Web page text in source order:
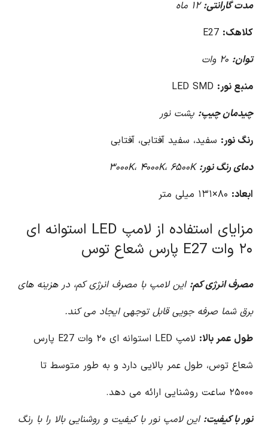
مدت گارانتی:۱۲ ماه
کلاهک:
توان:
منبع نور:
چیدمان چیپ: پشت نور
رنگ نور: سفید، سفید آفتابی، آفتابی
دمای رنگ نور:۳۰۰۰K، ۴۰۰۰K، ۶۵۰۰K
ابعاد:
مزایای استفاده از لامپ LED استوانه ای
۲۰ وات E27 پارس شعاع توس
مصرف انرژی کم: این لامپ با مصرف انرژی کم، در هزینه های
برق شما صرفه جویی قابل توجهی ایجاد می کند.
طول عمر بالا:
لامپ LED استوانه ای ۲۰ وات E27 پارس
شعاع توس، طول عمر بالایی دارد و به طور متوسط تا
۲۵۰۰۰ ساعت روشنایی ارائه می دهد.
نور با کیفیت: این لامپ نور با کیفیت و روشنایی بالا را با رنگ